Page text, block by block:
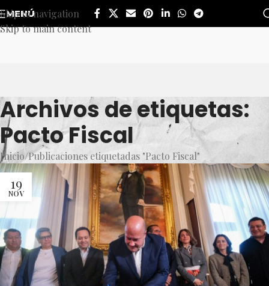
Skip to navigation
Skip to main content
MENÚ
Archivos de etiquetas:
Pacto Fiscal
Inicio Publicaciones etiquetadas "Pacto Fiscal"
19
NOV